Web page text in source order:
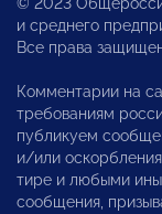
© 2023
и среднего
Все права
Комментарии на
требованиям
публикуем
и/или
тире и любыми
сообщения,